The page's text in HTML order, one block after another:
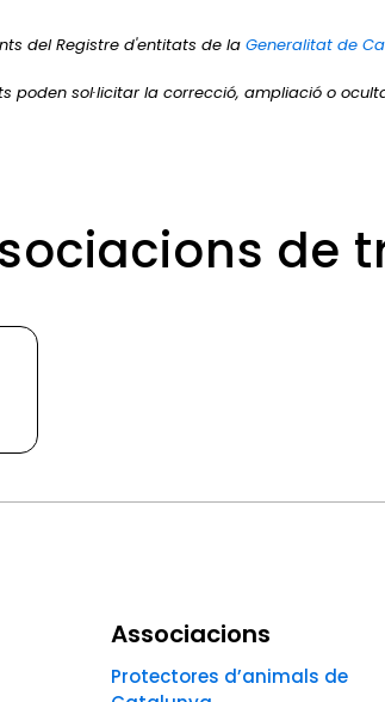
del Registre d'entitats de la Generalitat de
poden sol·licitar la correcció, ampliació o
de
Associacions
Protectores d’animals de